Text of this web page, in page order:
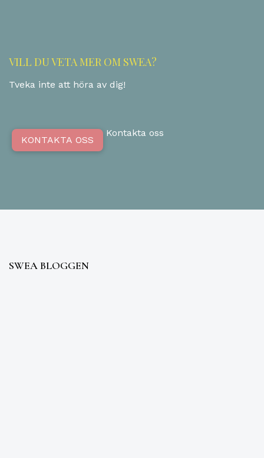
VILL DU VETA MER OM SWEA?
Tveka inte att höra av dig!
KONTAKTA OSS
Kontakta oss
SWEA BLOGGEN